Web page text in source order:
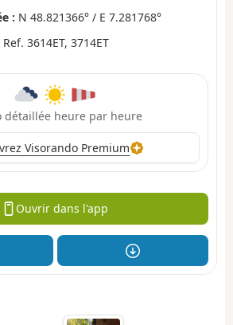
: N 48.821366° / E 7.281768°
Ref. 3614ET, 3714ET
détaillée heure par heure
Visorando Premium
Ouvrir dans l'app